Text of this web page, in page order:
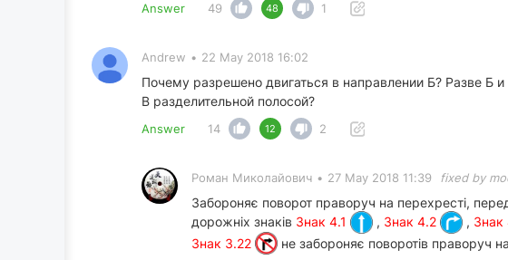
Answer 49 48 1
Andrew • 22 May 2018 16:02
Почему разрешено двигаться в направлении Б? Разве Б
В разделительной полосой?
Answer 14 12 2
Роман Миколайович • 27 May 2018 11:39 fixed by
Забороняє поворот праворуч на перехресті,
дорожніх знаків Знак 4.1 , Знак 4.2 , Знак
Знак 3.22
не забороняє поворотів праворуч